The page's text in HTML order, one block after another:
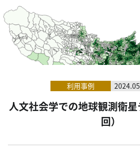
利用事例
人文社会学での地球観測衛
回）